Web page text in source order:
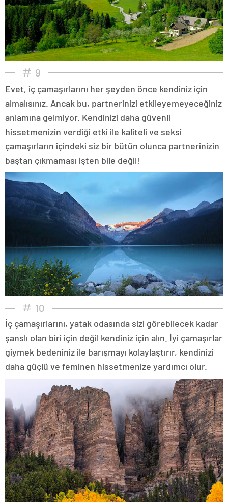
9
Evet, iç çamaşırlarını her şeyden önce kendiniz için
almalısınız. Ancak bu, partnerinizi etkileyemeyeceğiniz
anlamına gelmiyor. Kendinizi daha güvenli
hissetmenizin verdiği etki ile kaliteli ve seksi
çamaşırların içindeki siz bir bütün olunca partnerinizin
baştan çıkmaması işten bile değil!
10
İç çamaşırlarını, yatak odasında sizi görebilecek kadar
şanslı olan biri için değil kendiniz için alın. İyi çamaşırlar
giymek bedeniniz ile barışmayı kolaylaştırır, kendinizi
daha güçlü ve feminen hissetmenize yardımcı olur.